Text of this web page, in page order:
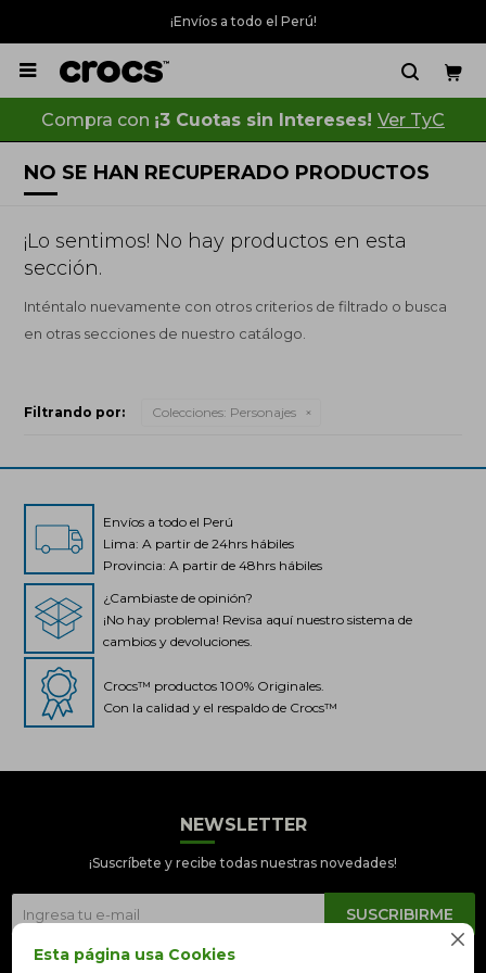

Esta página usa Cookies
Crocs Perú
● En línea
¡Envíos a todo el Perú!

Compra con ¡3 Cuotas sin Intereses! Ver TyC
NO SE HAN RECUPERADO PRODUCTOS
¡Lo sentimos! No hay productos en esta
sección.
Inténtalo nuevamente con otros criterios de filtrado o busca
en otras secciones de nuestro catálogo.
Filtrando por: Colecciones: Personajes
Envíos a todo el Perú
Lima: A partir de 24hrs hábiles
Provincia: A partir de 48hrs hábiles
¿Cambiaste de opinión?
¡No hay problema! Revisa aquí nuestro sistema de
cambios y devoluciones.
Crocs™ productos 100% Originales.
Con la calidad y el respaldo de Crocs™
NEWSLETTER
¡Suscríbete y recibe todas nuestras novedades!
SUSCRIBIRME